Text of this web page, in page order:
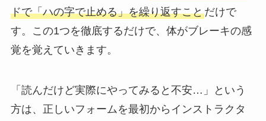
ドで「ハの字で止める」を繰り返すことだけで
す。この1つを徹底するだけで、体がブレーキの感
覚を覚えていきます。
「読んだけど実際にやってみると不安…」という
方は、正しいフォームを最初からインストラクタ